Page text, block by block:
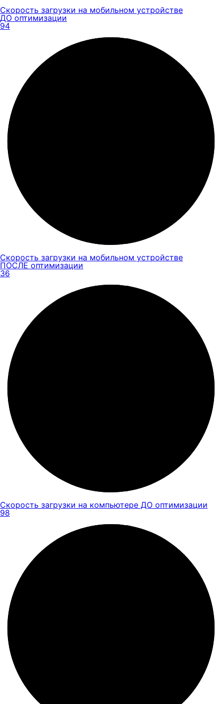
Скорость загрузки на мобильном устройстве
ДО оптимизации
94
Скорость загрузки на мобильном устройстве
ПОСЛЕ оптимизации
36
Скорость загрузки на компьютере ДО оптимизации
98